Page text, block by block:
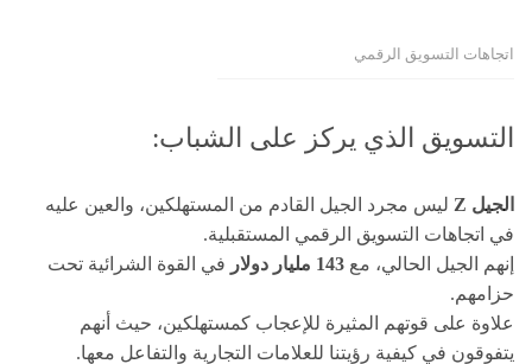
اتجاهات التسويق الرقمي
التسويق الذي يركز على الشباب:
الجيل Z
ليس مجرد الجيل القادم من المستهلكين، والعين عليه
في اتجاهات التسويق الرقمي المستقبلية.
إنهم الجيل الحالي، مع 143 مليار دولار
في القوة الشرائية تحت
حزامهم.
علاوة على قوتهم المثيرة للإعجاب كمستهلكين، حيث أنهم
يتفوقون في كيفية رؤيتنا للعلامات التجارية والتفاعل معها.